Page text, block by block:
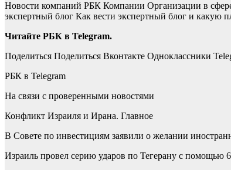
Новости компаний РБК Компании Организации в сфере
экспертный блог Как вести экспертный блог и какую
Читайте РБК в Telegram.
Поделиться Поделиться Вконтакте Одноклассники
РБК в Telegram
На связи с проверенными новостями
Конфликт Израиля и Ирана. Главное
В Совете по инвестициям заявили о желании
Израиль провел серию ударов по Тегерану с помощью